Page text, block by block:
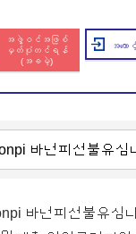
အဖွဲ့ဝင်အဖြစ်
မှတ်ပုံတင်ရန်
(အခမဲ့)
အကေ
바넌피선불유심